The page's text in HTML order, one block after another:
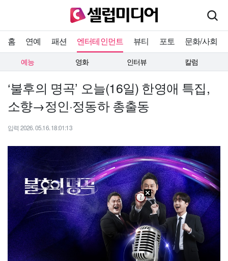
홈 연예 패션 엔터테인먼트 뷰티 포토 문화/사회
예능 영화 인터뷰 칼럼
‘불후의 명곡’ 오늘(16일) 한영애 특집,
소향→정인·정동하 총출동
입력 2026. 05.16. 18:01:13